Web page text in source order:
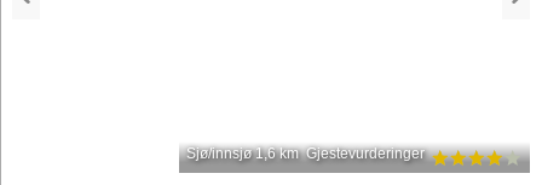
Sjø/innsjø 1,6 km Gjestevurderinger